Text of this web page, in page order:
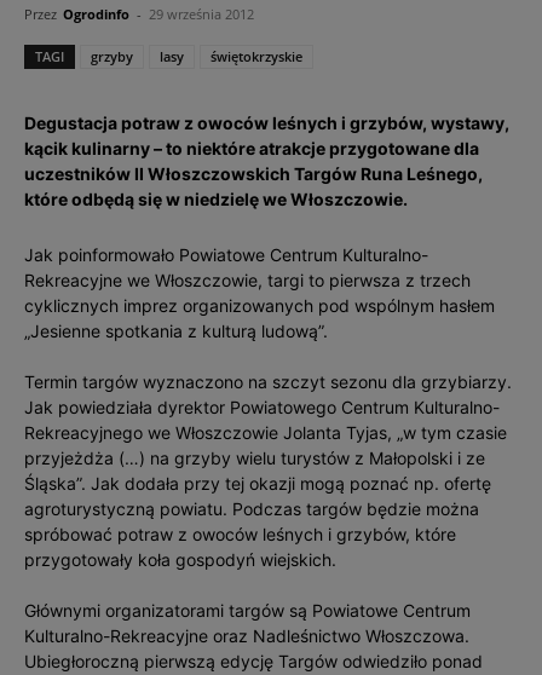
Przez Ogrodinfo - 29 września 2012
TAGI grzyby lasy świętokrzyskie
Degustacja potraw z owoców leśnych i grzybów, wystawy,
kącik kulinarny – to niektóre atrakcje przygotowane dla
uczestników II Włoszczowskich Targów Runa Leśnego,
które odbędą się w niedzielę we Włoszczowie.
Jak poinformowało Powiatowe Centrum Kulturalno-
Rekreacyjne we Włoszczowie, targi to pierwsza z trzech
cyklicznych imprez organizowanych pod wspólnym hasłem
„Jesienne spotkania z kulturą ludową”.
Termin targów wyznaczono na szczyt sezonu dla grzybiarzy.
Jak powiedziała dyrektor Powiatowego Centrum Kulturalno-
Rekreacyjnego we Włoszczowie Jolanta Tyjas, „w tym czasie
przyjeżdża (…) na grzyby wielu turystów z Małopolski i ze
Śląska”. Jak dodała przy tej okazji mogą poznać np. ofertę
agroturystyczną powiatu. Podczas targów będzie można
spróbować potraw z owoców leśnych i grzybów, które
przygotowały koła gospodyń wiejskich.
Głównymi organizatorami targów są Powiatowe Centrum
Kulturalno-Rekreacyjne oraz Nadleśnictwo Włoszczowa.
Ubiegłoroczną pierwszą edycję Targów odwiedziło ponad